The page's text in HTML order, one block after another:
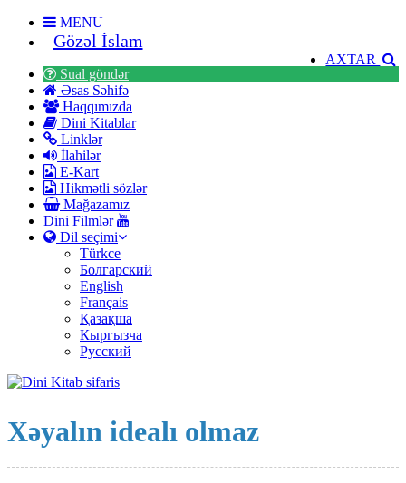
MENU
Gözəl İslam
AXTAR
Sual göndər
Əsas Səhifə
Haqqımızda
Dini Kitablar
Linklər
İlahilər
E-Kart
Hikmətli sözlər
Mağazamız
Dini Filmlər
Dil seçimi
Türkce
Болгарский
English
Français
Қазақша
Кыргызча
Русский
Xəyalın idealı olmaz